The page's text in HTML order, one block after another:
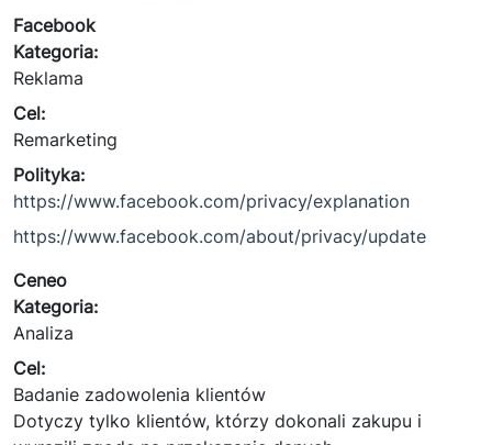
Facebook
Kategoria:
Reklama
Cel:
Remarketing
Polityka:
https://www.facebook.com/privacy/explanation
https://www.facebook.com/about/privacy/update
Ceneo
Kategoria:
Analiza
Cel:
Badanie zadowolenia klientów
Dotyczy tylko klientów, którzy dokonali zakupu i